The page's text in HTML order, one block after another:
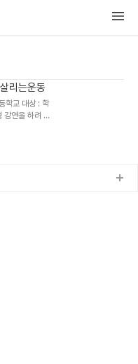
리는운동
학교 대상 : 학
강연을 하려 했
..에관한 내용